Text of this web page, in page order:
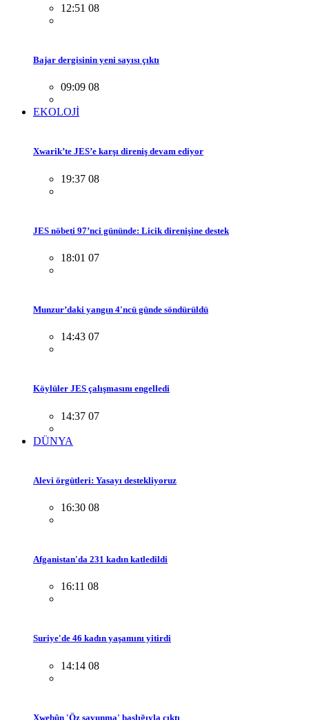
12:51 08
Bajar dergisinin yeni sayısı çıktı
09:09 08
EKOLOJİ
Xwarik’te JES’e karşı direniş devam ediyor
19:37 08
JES nöbeti 97’nci gününde: Licik direnişine destek
18:01 07
Munzur’daki yangın 4'ncü günde söndürüldü
14:43 07
Köylüler JES çalışmasını engelledi
14:37 07
DÜNYA
Alevi örgütleri: Yasayı destekliyoruz
16:30 08
Afganistan'da 231 kadın katledildi
16:11 08
Suriye'de 46 kadın yaşamını yitirdi
14:14 08
Xwebûn 'Öz savunma' başlığıyla çıktı